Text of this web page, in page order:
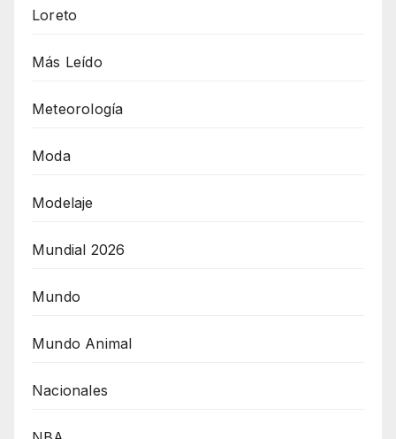
Loreto
Más Leído
Meteorología
Moda
Modelaje
Mundial 2026
Mundo
Mundo Animal
Nacionales